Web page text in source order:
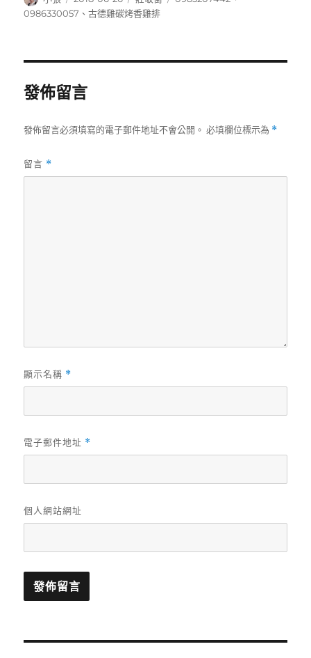
者
佈
類
0986330057 、古德雞碳烤香雞排
發佈留言
發佈留言必須填寫的電子郵件地址不會公開。 必填欄位標示為 *
留言 *
顯示名稱 *
電子郵件地址 *
個人網站網址